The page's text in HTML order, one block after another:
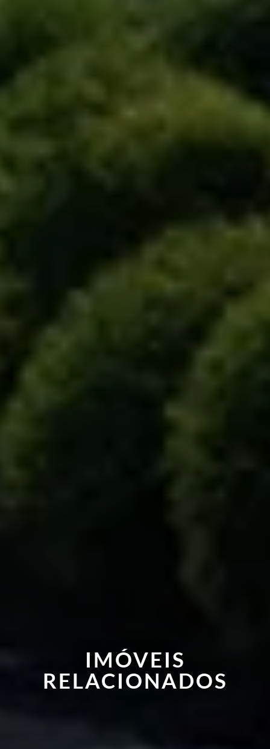
IMÓVEIS
RELACIONADOS